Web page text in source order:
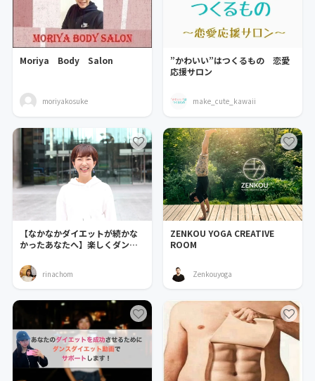
Moriya Body Salon
moriyakosuke
”かわいい”はつくるもの 恋愛
応援サロン
make_cute_kawaii
【なかなかダイエットが続かな
かったあなたへ】楽しくダンス
rinachom
ZENKOU YOGA CREATIVE
ROOM
Zenkouyoga